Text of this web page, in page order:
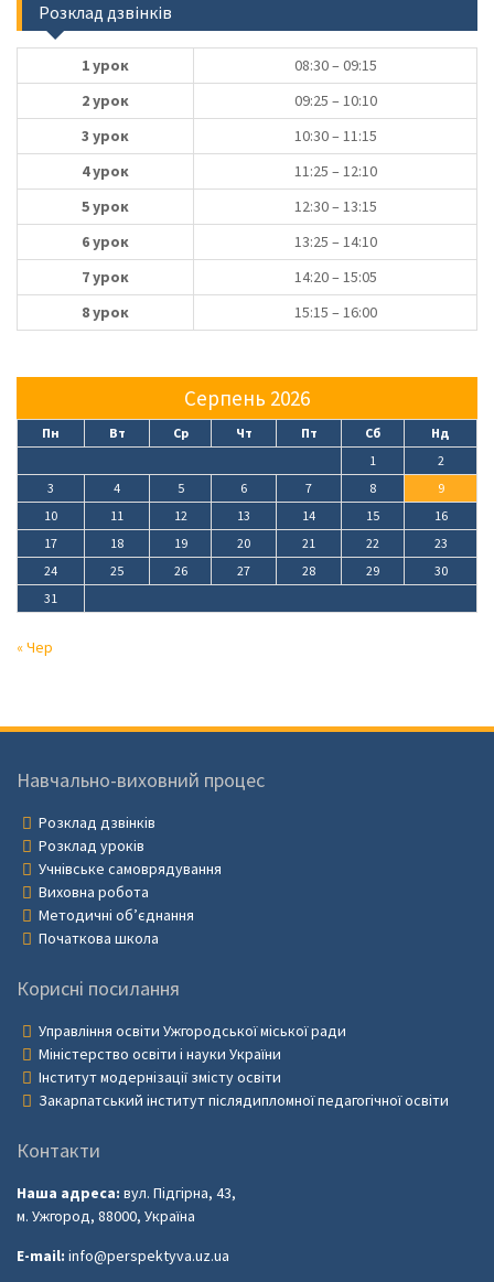
Розклад дзвінків
1 урок
08:30 – 09:15
2 урок
09:25 – 10:10
3 урок
10:30 – 11:15
4 урок
11:25 – 12:10
5 урок
12:30 – 13:15
6 урок
13:25 – 14:10
7 урок
14:20 – 15:05
8 урок
15:15 – 16:00
Серпень 2026
Пн Вт Ср Чт Пт Сб
Нд
1
2
3
4 5 6 7 8
9
10
11 12 13 14 15
16
17
18 19 20 21 22
23
24
25 26 27 28 29
30
31
« Чер
Навчально-виховний процес
Розклад дзвінків
Розклад уроків
Учнівське самоврядування
Виховна робота
Методичні об’єднання
Початкова школа
Корисні посилання
Управління освіти Ужгородської міської ради
Міністерство освіти і науки України
Інститут модернізації змісту освіти
Закарпатський інститут післядипломної педагогічної освіти
Контакти
Наша адреса: вул. Підгірна, 43,
м. Ужгород, 88000, Україна
E-mail: info@perspektyva.uz.ua